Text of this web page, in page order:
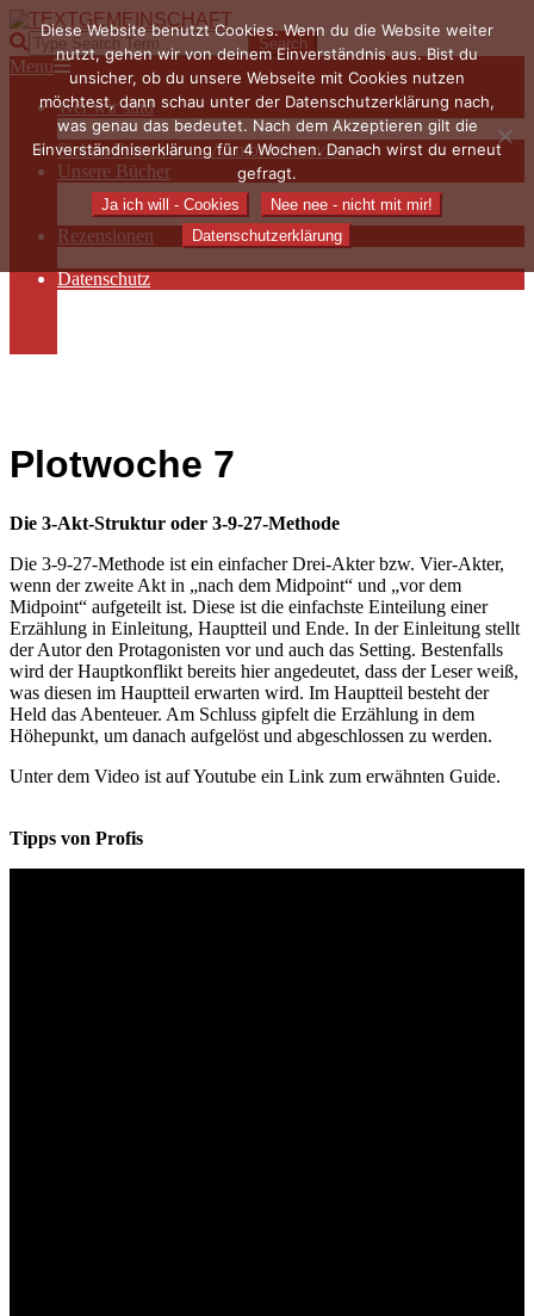
Skip
to
content
TEXTGEMEINSCHAFT
Search
Primary
Navigation
Menu
Menu
Wer wir sind
Die Hauptakteurinnen
Sieben Fragen an… / Autoreninterviews
Unsere Bücher
Autorenservices
Autorenprofile
Rezensionen
Datenschutz
Plotwoche 7
Die 3-Akt-Struktur oder 3-9-27-Methode
Die 3-9-27-Methode ist ein einfacher Drei-Akter bzw. Vier-Akter,
wenn der zweite Akt in „nach dem Midpoint“ und „vor dem
Midpoint“ aufgeteilt ist. Diese ist die einfachste Einteilung einer
Erzählung in Einleitung, Hauptteil und Ende. In der Einleitung stellt
der Autor den Protagonisten vor und auch das Setting. Bestenfalls
wird der Hauptkonflikt bereits hier angedeutet, dass der Leser weiß,
was diesen im Hauptteil erwarten wird. Im Hauptteil besteht der
Held das Abenteuer. Am Schluss gipfelt die Erzählung in dem
Höhepunkt, um danach aufgelöst und abgeschlossen zu werden.
Unter dem Video ist auf Youtube ein Link zum erwähnten Guide.
Tipps von Profis
Diese Website benutzt Cookies. Wenn du die Website weiter
nutzt, gehen wir von deinem Einverständnis aus. Bist du
unsicher, ob du unsere Webseite mit Cookies nutzen
möchtest, dann schau unter der Datenschutzerklärung nach,
was genau das bedeutet. Nach dem Akzeptieren gilt die
Einverständniserklärung für 4 Wochen. Danach wirst du erneut
gefragt.
Ja ich will - Cookies
Nee nee - nicht mit mir!
Datenschutzerklärung